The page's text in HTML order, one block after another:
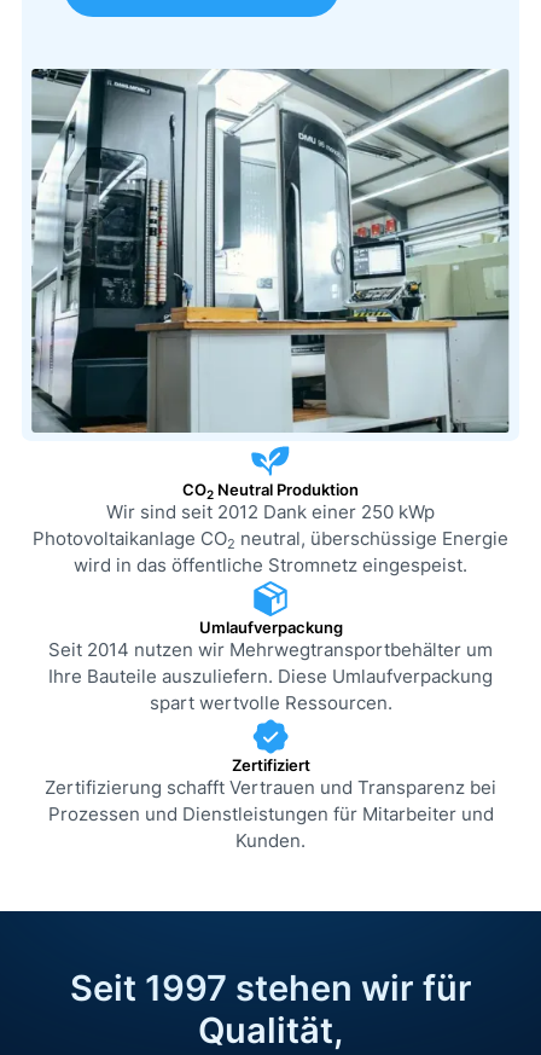
CO2 Neutral Produktion
Wir sind seit 2012 Dank einer 250 kWp
Photovoltaikanlage CO2 neutral, überschüssige Energie
wird in das öffentliche Stromnetz eingespeist.
Umlaufverpackung
Seit 2014 nutzen wir Mehrweg­transport­behälter um
Ihre Bauteile auszuliefern. Diese Umlaufverpackung
spart wertvolle Ressourcen.
Zertifiziert
Zertifizierung schafft Vertrauen und Transparenz bei
Prozessen und Dienstleistungen für Mitarbeiter und
Kunden.
Seit 1997 stehen wir für
Qualität,